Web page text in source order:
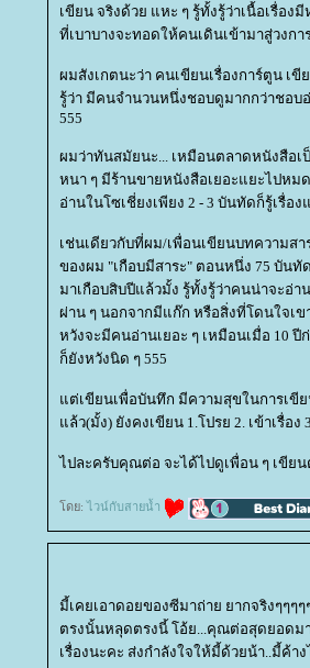
เขียน จริงด้วย แหะ ๆ รู้ทั้งรู้ว่าเนื้อเรื่อง
ที่เบาบางจะทอดให้คนเดินเข้ามาสู่วงกา
ผมสังเกตนะว่า คนเขียนเรื่องการ์ตูน เขี
รู้ว่า มีคนจำนวนหนึ่งชอบดูมากกว่าชอบ
555
ผมว่าทันสมัยนะ... เหมือนตลาดหนังสือเ
หนา ๆ มีร้านขายหนังสือเยอะแยะไปหม
อ่านในโซเชี่ยงเพียง 2 - 3 บันทัดก็รู้เรื่อ
เช่นเดียวกับที่ผม/เพื่อนเขียนบทความสา
ของผม "เกือบมีสาระ" ตอนหนึ่ง 75 บันทัด
มาเกือบสิบปีแล้วมั้ง รู้ทั้งรู้ว่าคนน่าจะอ่าน
ผ่าน ๆ นอกจากมีแก๊ก หรือสิ่งที่โดนใจเข
หวังจะมีคนอ่านเยอะ ๆ เหมือนเมื่อ 10 ปี
ก็ยังหวังนิด ๆ 555
ต่เขียนเพื่อบันทึก มีความสุขในการเขี
ล้ว(มั้ง) ยังคงเขียน 1.โปรย 2. เข้าเรื่อ
ไปละครับคุณต่อ จะได้ไปดูเพื่อน ๆ เขีย
ดย: ไวน์กับสายน้ำ
มี้เคยเอาดอยของซีมาถ่าย ยากจริงๆๆๆ
ตรงนั้นหลุดตรงนี้ โอ้ย...คุณต่อสุดยอดมา
เรื่องนะคะ ส่งกำลังใจให้มี้ด้วยน้า..มี้ค้า